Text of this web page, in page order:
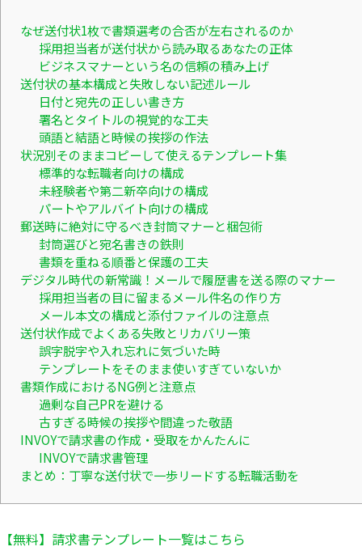
なぜ送付状1枚で書類選考の合否が左右されるのか
採用担当者が送付状から読み取るあなたの正体
ビジネスマナーという名の信頼の積み上げ
送付状の基本構成と失敗しない記述ルール
日付と宛先の正しい書き方
署名とタイトルの視覚的な工夫
頭語と結語と時候の挨拶の作法
状況別そのままコピーして使えるテンプレート集
標準的な転職者向けの構成
未経験者や第二新卒向けの構成
パートやアルバイト向けの構成
郵送時に絶対に守るべき封筒マナーと梱包術
封筒選びと宛名書きの鉄則
書類を重ねる順番と保護の工夫
デジタル時代の新常識！メールで履歴書を送る際のマナー
採用担当者の目に留まるメール件名の作り方
メール本文の構成と添付ファイルの注意点
送付状作成でよくある失敗とリカバリー策
誤字脱字や入れ忘れに気づいた時
テンプレートをそのまま使いすぎていないか
書類作成におけるNG例と注意点
過剰な自己PRを避ける
古すぎる時候の挨拶や間違った敬語
INVOYで請求書の作成・受取をかんたんに
INVOYで請求書管理
まとめ：丁寧な送付状で一歩リードする転職活動を
【無料】請求書テンプレート一覧はこちら